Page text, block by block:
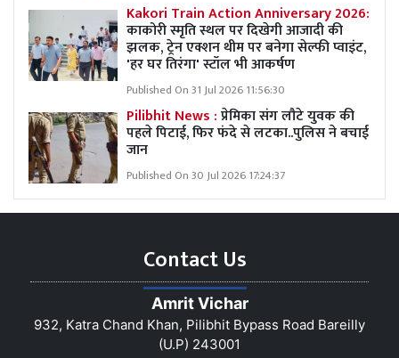
Kakori Train Action Anniversary 2026:
काकोरी स्मृति स्थल पर दिखेगी आजादी की
झलक, ट्रेन एक्शन थीम पर बनेगा सेल्फी प्वाइंट,
'हर घर तिरंगा' स्टॉल भी आकर्षण
Published On 31 Jul 2026 11:56:30
Pilibhit News :प्रेमिका संग लौटे युवक की
पहले पिटाई, फिर फंदे से लटका..पुलिस ने बचाई
जान
Published On 30 Jul 2026 17:24:37
Contact Us
Amrit Vichar
932, Katra Chand Khan, Pilibhit Bypass Road Bareilly
(U.P) 243001